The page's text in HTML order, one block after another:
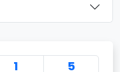
1 5